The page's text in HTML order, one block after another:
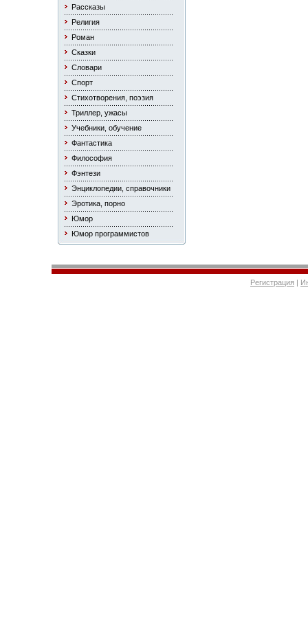
Рассказы
Религия
Роман
Сказки
Словари
Спорт
Стихотворения, поэзия
Триллер, ужасы
Учебники, обучение
Фантастика
Философия
Фэнтези
Энциклопедии, справочники
Эротика, порно
Юмор
Юмор программистов
Регистрация |